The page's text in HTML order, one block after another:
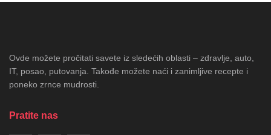
Ovde možete pročitati savete iz sledećih oblasti – zdravlje, auto,
IT, posao, putovanja. Takođe možete naći i zanimljive recepte i
poneko zrnce mudrosti.
Pratite nas